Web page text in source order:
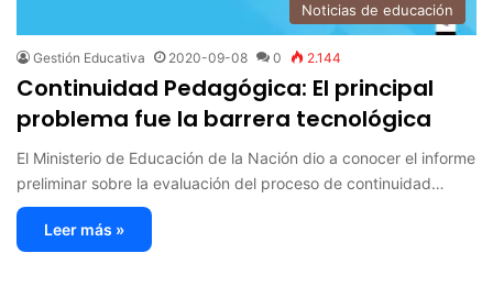
Noticias de educación
Gestión Educativa 2020-09-08 0 2.144
Continuidad Pedagógica: El principal
problema fue la barrera tecnológica
El Ministerio de Educación de la Nación dio a conocer el informe
preliminar sobre la evaluación del proceso de continuidad…
Leer más »